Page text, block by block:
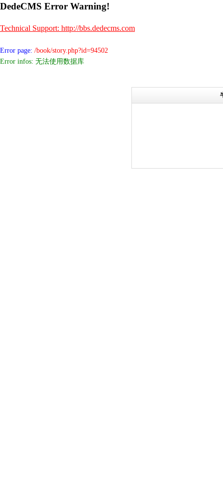
DedeCMS Error Warning!
Technical Support: http://bbs.dedecms.com
Error page: /book/story.php?id=94502
Error infos: 无法使用数据库